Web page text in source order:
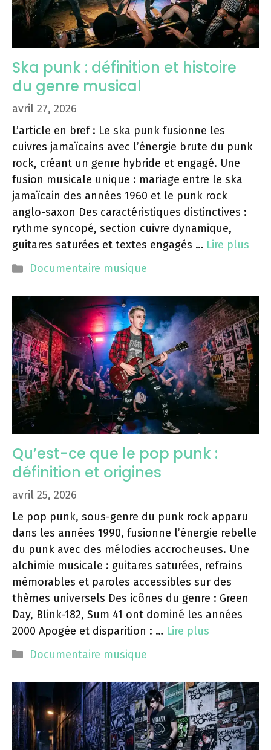
Ska punk : définition et histoire
du genre musical
avril 27, 2026
L’article en bref : Le ska punk fusionne les
cuivres jamaïcains avec l’énergie brute du punk
rock, créant un genre hybride et engagé. Une
fusion musicale unique : mariage entre le ska
jamaïcain des années 1960 et le punk rock
anglo-saxon Des caractéristiques distinctives :
rythme syncopé, section cuivre dynamique,
guitares saturées et textes engagés … Lire plus
Catégories
Documentaire musique
Qu’est-ce que le pop punk :
définition et origines
avril 25, 2026
Le pop punk, sous-genre du punk rock apparu
dans les années 1990, fusionne l’énergie rebelle
du punk avec des mélodies accrocheuses. Une
alchimie musicale : guitares saturées, refrains
mémorables et paroles accessibles sur des
thèmes universels Des icônes du genre : Green
Day, Blink-182, Sum 41 ont dominé les années
2000 Apogée et disparition : … Lire plus
Catégories
Documentaire musique